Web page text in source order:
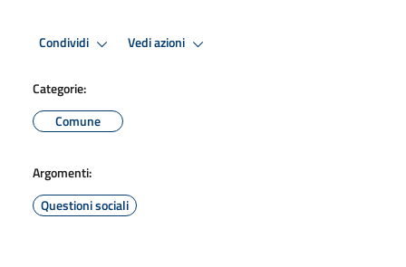
Condividi Vedi azioni
Categorie:
Comune
Argomenti:
Questioni sociali